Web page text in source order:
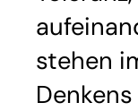
stehen